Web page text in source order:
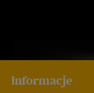
Informacje